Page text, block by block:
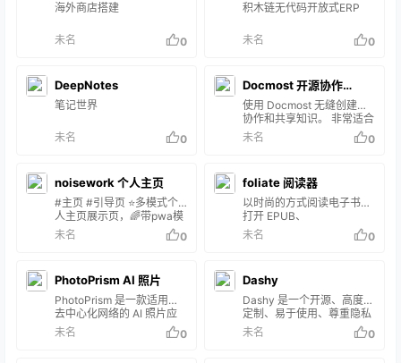
海外商店搭建
未名 0
积木链无代码开放式ERP
未名 0
DeepNotes
笔记世界
未名 0
Docmost 开源协作
Notion
使用 Docmost 无缝创建、
协作和共享知识。 非常适合
管理您的 wiki、知识库、文
档等等。
未名 0
noisework 个人主页
#主页 #引导页 ⭐️多模式个
人主页展示页，🌈带pwa模
式，多组件效果，可随时切
换的引导页🎉 添加右键弹出
未名 0
foliate 阅读器
以时尚的方式阅读电子书。
打开 EPUB、
Mobipocket、Kindle、
FB2、CBZ 和 PDF 文件。
方案。窗口控件会自动隐藏
以最大程度地减少干扰。 轻
松导航。使用 1：1 触摸板
和触摸屏手势翻页。查看目
录，或使用侧边栏中的 Find
未名 0
PhotoPrism AI 照片
PhotoPrism 是一款适用于
去中心化网络的 AI 照片应
用。它利用最新技术自动标
记和查找图片，不会妨碍
未名 0
Dashy
Dashy 是一个开源、高度可
定制、易于使用、尊重隐私
的仪表板应用程序。
未名 0